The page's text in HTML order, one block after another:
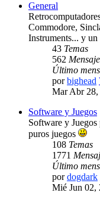
General
Commodore,
Instruments... y un
43 Temas
562
Último
porbighead
Mar Abr 28,
Software y Juegos
Software y Juegos
puros juegos
108 Temas
1771
Último
pordogdark
Mié Jun 02,